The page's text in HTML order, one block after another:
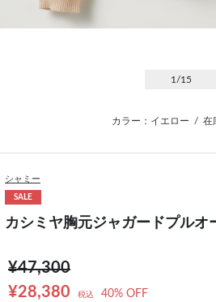
1 /15
カラー：イエロー / 在
シャミー
SALE
カシミヤ胸元ジャガードプルオ
¥47,300
¥28,380
税込 40% OFF